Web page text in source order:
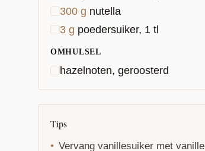
300 g nutella
3 g poedersuiker, 1 tl
OMHULSEL
hazelnoten, geroosterd
Tips
Vervang vanillesuiker met vanille